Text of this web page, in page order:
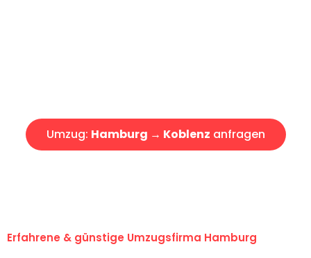
Umzug: Hamburg → Koblenz anfragen
Erfahrene & günstige Umzugsfirma Hamburg